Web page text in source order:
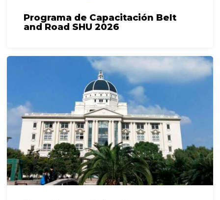
Programa de Capacitación Belt
and Road SHU 2026